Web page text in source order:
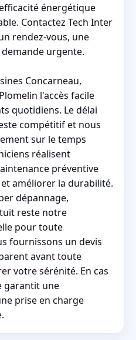
énergétique
Contactez Tech Inter
rendez-vous, une
urgente.
Concarneau,
l'accès facile
quotidiens. Le délai
compétitif et nous
sur le temps
réalisent
préventive
améliorer la durabilité.
dépannage,
reste notre
pour toute
fournissons un devis
avant toute
votre sérénité. En cas
garantit une
prise en charge